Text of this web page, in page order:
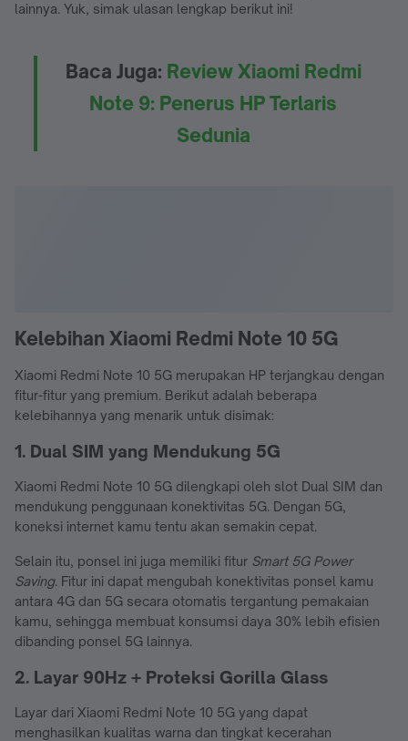
lainnya. Yuk, simak ulasan lengkap berikut ini!
Baca Juga: Review Xiaomi Redmi
Note 9: Penerus HP Terlaris
Sedunia
Kelebihan Xiaomi Redmi Note 10 5G
Xiaomi Redmi Note 10 5G merupakan HP terjangkau dengan
fitur-fitur yang premium. Berikut adalah beberapa
kelebihannya yang menarik untuk disimak:
1. Dual SIM yang Mendukung 5G
Xiaomi Redmi Note 10 5G dilengkapi oleh slot Dual SIM dan
mendukung penggunaan konektivitas 5G. Dengan 5G,
koneksi internet kamu tentu akan semakin cepat.
Selain itu, ponsel ini juga memiliki fitur Smart 5G Power
Saving. Fitur ini dapat mengubah konektivitas ponsel kamu
antara 4G dan 5G secara otomatis tergantung pemakaian
kamu, sehingga membuat konsumsi daya 30% lebih efisien
dibanding ponsel 5G lainnya.
2. Layar 90Hz + Proteksi Gorilla Glass
Layar dari Xiaomi Redmi Note 10 5G yang dapat
menghasilkan kualitas warna dan tingkat kecerahan